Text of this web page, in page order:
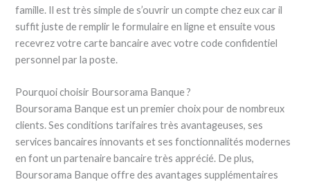
famille. Il est très simple de s’ouvrir un compte chez eux car il
suffit juste de remplir le formulaire en ligne et ensuite vous
recevrez votre carte bancaire avec votre code confidentiel
personnel par la poste.
Pourquoi choisir Boursorama Banque ?
Boursorama Banque est un premier choix pour de nombreux
clients. Ses conditions tarifaires très avantageuses, ses
services bancaires innovants et ses fonctionnalités modernes
en font un partenaire bancaire très apprécié. De plus,
Boursorama Banque offre des avantages supplémentaires